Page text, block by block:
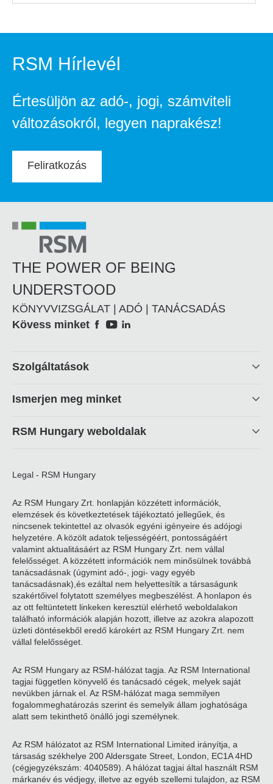
RSM Hírlevél
Értesüljön az adó-, jogi, számviteli
változásokról, legyen naprakész!
Feliratkozás
THE POWER OF BEING
UNDERSTOOD
KÖNYVVIZSGÁLAT | ADÓ | TANÁCSADÁS
Social
Kövess minket
Footer
Szolgáltatások
Ismerjen meg minket
RSM Hungary weboldalak
Legal - RSM Hungary
Az RSM Hungary Zrt. honlapján közzétett információk,
elemzések és következtetések tájékoztató jellegűek, és
nincsenek tekintettel az olvasók egyéni igényeire és adójogi
helyzetére. A közölt adatok teljességéért, pontosságáért
valamint aktualitásáért az RSM Hungary Zrt. nem vállal
felelősséget. A közzétett információk nem minősülnek továbbá
tanácsadásnak (úgymint adó-, jogi- vagy egyéb
tanácsadásnak),és ezáltal nem helyettesítik a társaságunk
szakértőivel folytatott személyes megbeszélést. A honlapon és
az ott feltüntetett linkeken keresztül elérhető weboldalakon
található információk alapján hozott, illetve az azokra alapozott
üzleti döntésekből eredő károkért az RSM Hungary Zrt. nem
vállal felelősséget.
Az RSM Hungary az RSM-hálózat tagja. Az RSM International
tagjai független könyvelő és tanácsadó cégek, melyek saját
nevükben járnak el. Az RSM-hálózat maga semmilyen
fogalommeghatározás szerint és semelyik állam joghatósága
alatt sem tekinthető önálló jogi személynek.
Az RSM hálózatot az RSM International Limited irányítja, a
társaság székhelye 200 Aldersgate Street, London, EC1A 4HD
(cégjegyzékszám: 4040589). A hálózat tagjai által használt RSM
márkanév és védjegy, illetve az egyéb szellemi tulajdon, az RSM